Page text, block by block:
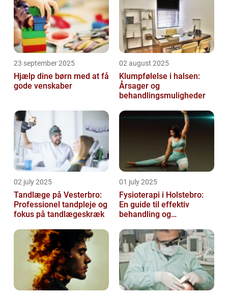
23 september 2025
Hjælp dine børn med at få
gode venskaber
02 august 2025
Klumpfølelse i halsen:
Årsager og
behandlingsmuligheder
02 july 2025
Tandlæge på Vesterbro:
Professionel tandpleje og
fokus på tandlægeskræk
01 july 2025
Fysioterapi i Holstebro:
En guide til effektiv
behandling og